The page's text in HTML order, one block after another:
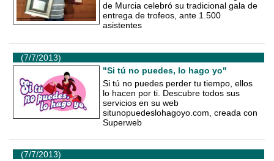
de Murcia celebró su tradicional gala de
entrega de trofeos, ante 1.500
asistentes
(7/7/2013)
"Si tú no puedes, lo hago yo"
Si tú no puedes perder tu tiempo, ellos
lo hacen por ti. Descubre todos sus
servicios en su web
situnopuedeslohagoyo.com, creada con
Superweb
(7/7/2013)